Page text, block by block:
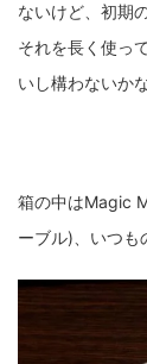
ローライコード
ないけど、初期
それを長く使っ
いし構わないかな
箱の中はMagic
ーブル)、いつも